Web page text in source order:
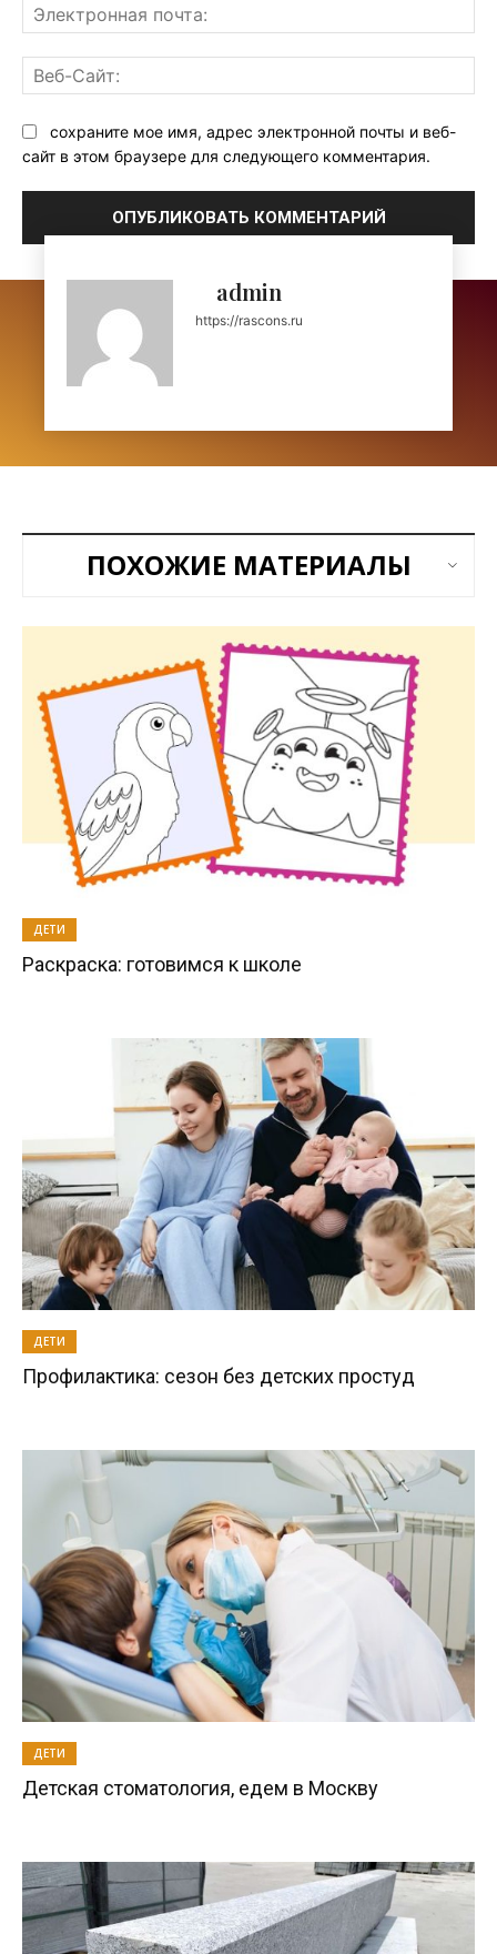
сохраните мое имя, адрес электронной почты и веб-
сайт в этом браузере для следующего комментария.
admin
https://rascons.ru
ПОХОЖИЕ МАТЕРИАЛЫ
ДЕТИ
Раскраска: готовимся к школе
ДЕТИ
Профилактика: сезон без детских простуд
ДЕТИ
Детская стоматология, едем в Москву